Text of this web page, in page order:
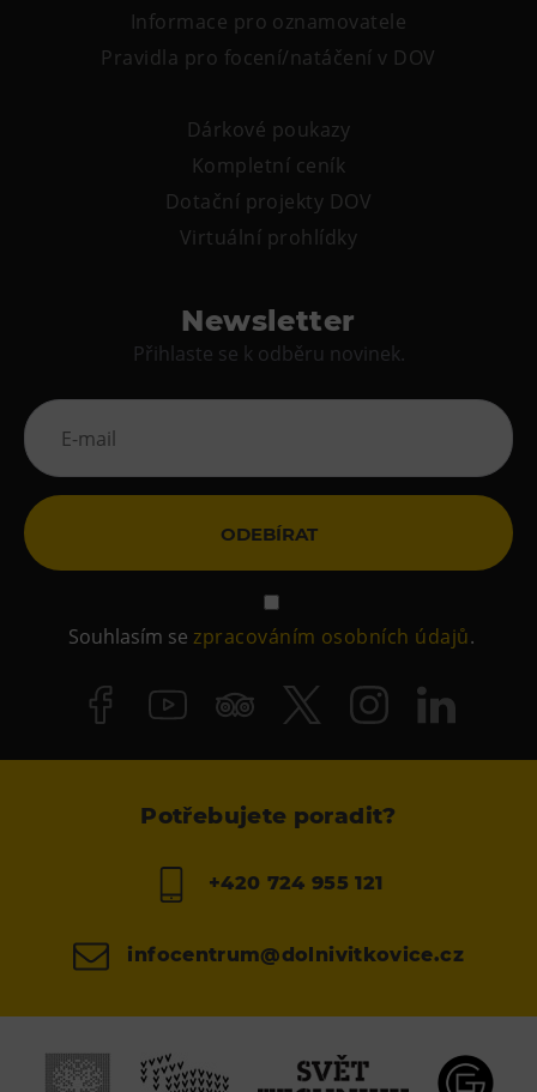
Informace pro oznamovatele
Pravidla pro focení/natáčení v DOV
Dárkové poukazy
Kompletní ceník
Dotační projekty DOV
Virtuální prohlídky
Newsletter
Přihlaste se k odběru novinek.
ODEBÍRAT
Souhlasím sezpracováním osobních údajů.
Potřebujete poradit?
+420 724 955 121
infocentrum@dolnivitkovice.cz